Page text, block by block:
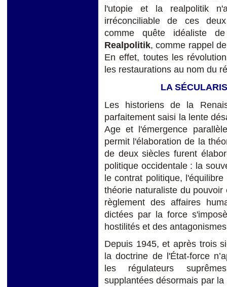
l'utopie et la realpolitik
irréconciliable de ces
comme quête idéaliste
Realpolitik, comme rappel
En effet, toutes les
les restaurations au nom du
LA
Les historiens de la
parfaitement saisi la lente
Age et l'émergence
permit l'élaboration de la
de deux siècles furent
politique occidentale : la
le contrat politique,
théorie naturaliste du
règlement des affaires
dictées par la force
hostilités et des
Depuis 1945, et après trois
la doctrine de l'État-force
les régulateurs
supplantées désormais par